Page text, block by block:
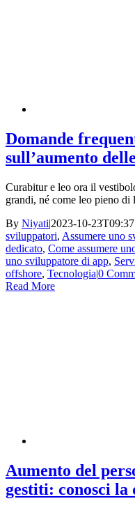
Domande
sull’aumento
Curabitur e leo ora il
grandi, né come leo pieno di
By Niyati|2023-10-
sviluppatori, Assumere uno
dedicato, Come assumere
uno sviluppatore di app,
offshore, Tecnologia|0
Read More
Aumento del
gestiti: conosci la